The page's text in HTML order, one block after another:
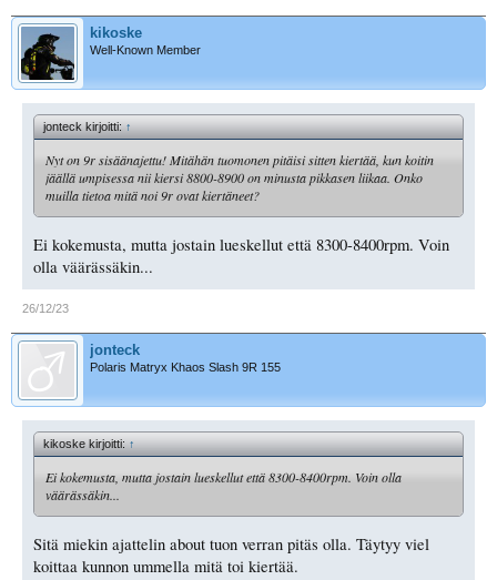
kikoske
Well-Known Member
jonteck kirjoitti: ↑
Nyt on 9rsisäänajettu! Mitähän tuomonen pitäisi sitten kiertää, kun koitin
jäällä umpisessa nii kiersi 8800-8900 on minusta pikkasen liikaa. Onko
muilla tietoa mitä noi 9r ovat kiertäneet?
Ei kokemusta, mutta jostain lueskellut että 8300-8400rpm. Voin
olla väärässäkin...
26/12/23
jonteck
Polaris Matryx Khaos Slash 9R 155
kikoske kirjoitti:↑
Ei kokemusta, mutta jostain lueskellut että 8300-8400rpm. Voin olla
väärässäkin...
Sitä miekin ajattelin about tuon verran pitäs olla. Täytyy viel
koittaa kunnon ummella mitä toi kiertää.